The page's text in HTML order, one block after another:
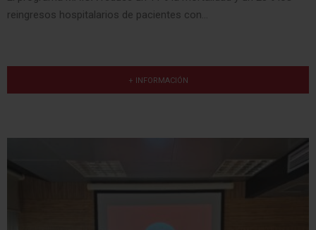
reingresos hospitalarios de pacientes con...
+ INFORMACIÓN